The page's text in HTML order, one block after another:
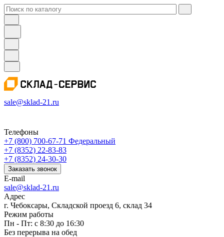
sale@sklad-21.ru
Телефоны
+7 (800) 700-67-71 Федеральный
+7 (8352) 22-83-83
+7 (8352) 24-30-30
Заказать звонок
E-mail
sale@sklad-21.ru
Адрес
г. Чебоксары, Складской проезд 6, склад 34
Режим работы
Пн - Пт: с 8:30 до 16:30
Без перерыва на обед